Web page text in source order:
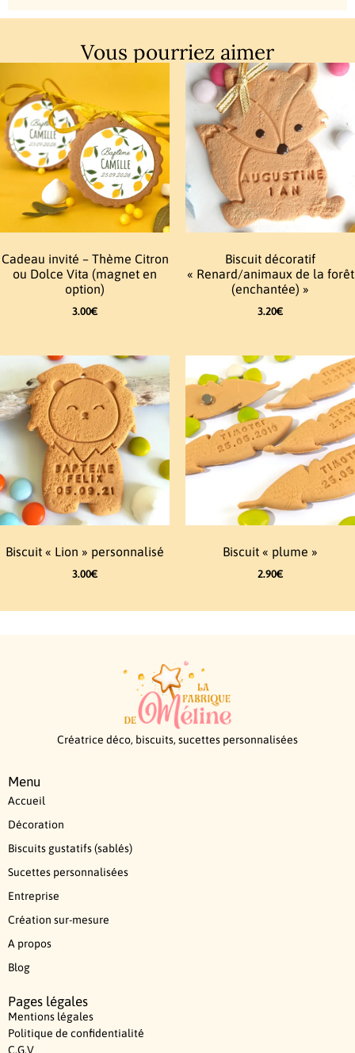
Vous pourriez aimer
Cadeau invité – Thème Citron
ou Dolce Vita (magnet en
option)
3.00€
Biscuit décoratif
« Renard/animaux de la forêt
(enchantée) »
3.20€
Biscuit « Lion » personnalisé
3.00€
Biscuit « plume »
2.90€
Créatrice déco, biscuits, sucettes personnalisées
Menu
Accueil
Décoration
Biscuits gustatifs (sablés)
Sucettes personnalisées
Entreprise
Création sur-mesure
A propos
Blog
Pages légales
Mentions légales
Politique de confidentialité
C.G.V